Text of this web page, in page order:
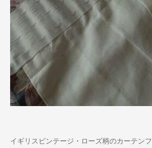
イギリスビンテージ・ローズ柄のカーテンフ